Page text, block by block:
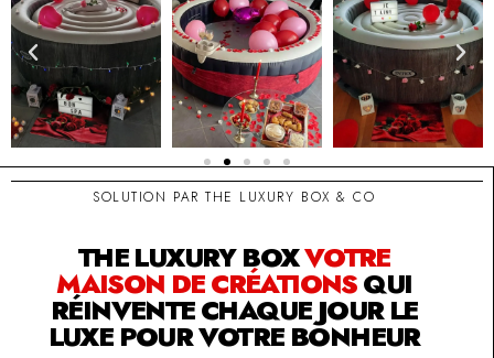
SOLUTION PAR THE LUXURY BOX & CO
THE LUXURY BOXVOTRE
MAISON DE CRÉATIONSQUI
RÉINVENTE CHAQUE JOUR LE
LUXE POUR VOTRE BONHEUR